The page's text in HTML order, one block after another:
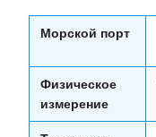
Морской порт
Физическое
измерение